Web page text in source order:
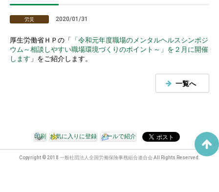
労災 2020/01/31
厚生労働省ＨＰの「
「令和元年度職場のメンタルヘルスシンポジ
ウム～相談しやすい職場環境づくりのポイント～」を２月に開催
します 」をご紹介します。
一覧へ
印刷 お気に入りに登録 メールで紹介
Copyright © 2018 一般社団法人全国労働保険事務組合連合会 All Rights Reserved.